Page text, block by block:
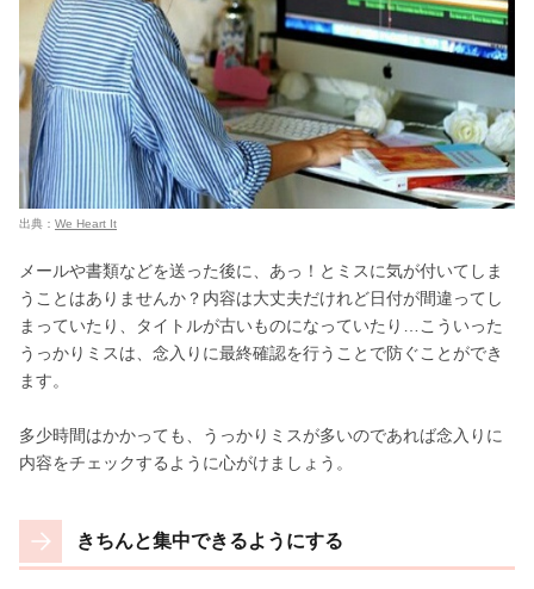
出典： We Heart It
メールや書類などを送った後に、あっ！とミスに気が付いてしま
うことはありませんか？内容は大丈夫だけれど日付が間違ってし
まっていたり、タイトルが古いものになっていたり…こういった
うっかりミスは、念入りに最終確認を行うことで防ぐことができ
ます。
多少時間はかかっても、うっかりミスが多いのであれば念入りに
内容をチェックするように心がけましょう。
きちんと集中できるようにする